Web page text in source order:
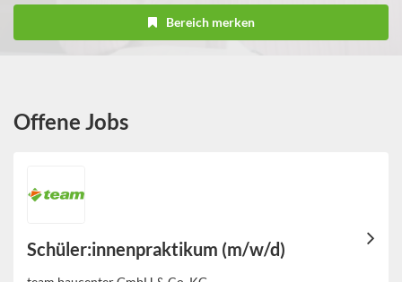
Bereich merken
Offene Jobs
Schüler:innenpraktikum (m/w/d)